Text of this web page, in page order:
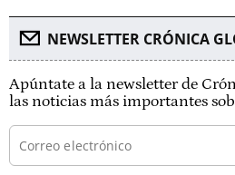
NEWSLETTER CRÓNICA
Apúntate a la newsletter de
las noticias más importantes